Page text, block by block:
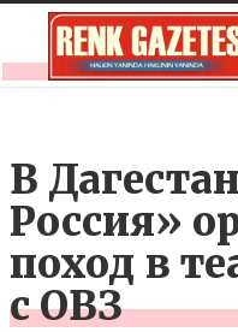
В
Россия»
поход в
с ОВЗ